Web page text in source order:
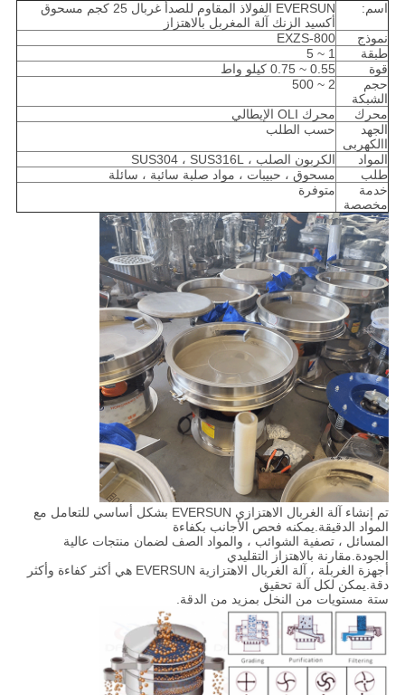
اسم:
EVERSUN الفولاذ المقاوم للصدأ غربال 25 كجم مسحوق
أكسيد الزنك آلة المغربل بالاهتزاز
نموذج
EXZS-800
طبقة
1 ~ 5
قوة
0.55 ~ 0.75 كيلو واط
حجم
الشبكة
2 ~ 500
محرك
محرك OLI الإيطالي
الجهد
االكهربى
حسب الطلب
المواد
الكربون الصلب ، SUS304 ، SUS316L
طلب
مسحوق ، حبيبات ، مواد صلبة سائبة ، سائلة
خدمة
مخصصة
متوفرة
تم إنشاء آلة الغربال الاهتزازي EVERSUN بشكل أساسي للتعامل مع
المواد الدقيقة.يمكنه فحص الأجانب بكفاءة
المسائل ، تصفية الشوائب ، والمواد الصف لضمان منتجات عالية
الجودة.مقارنة بالاهتزاز التقليدي
أجهزة الغربلة ، آلة الغربال الاهتزازية EVERSUN هي أكثر كفاءة وأكثر
دقة.يمكن لكل آلة تحقيق
ستة مستويات من النخل بمزيد من الدقة.